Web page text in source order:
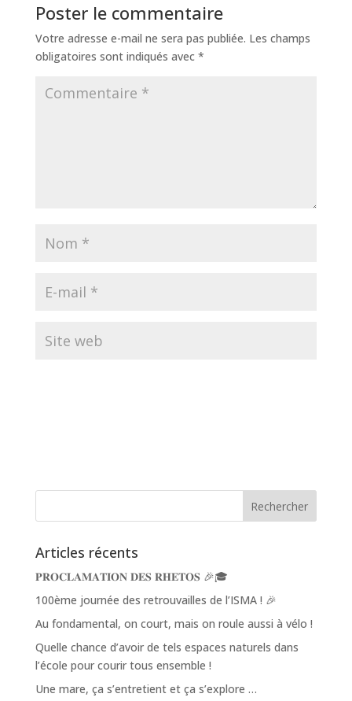
Poster le commentaire
Votre adresse e-mail ne sera pas publiée. Les champs
obligatoires sont indiqués avec *
Articles récents
𝐏𝐑𝐎𝐂𝐋𝐀𝐌𝐀𝐓𝐈𝐎𝐍 𝐃𝐄𝐒 𝐑𝐇𝐄𝐓𝐎𝐒 🎉🎓
100ème journée des retrouvailles de l’ISMA ! 🎉
Au fondamental, on court, mais on roule aussi à vélo !
Quelle chance d’avoir de tels espaces naturels dans
l’école pour courir tous ensemble !
Une mare, ça s’entretient et ça s’explore …